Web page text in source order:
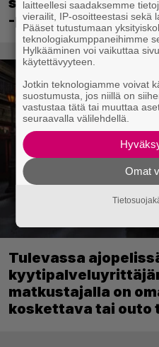
-päivitys
Tulevassa
matkustajalla on
koskettava tai outo
laitteellesi saadaksemme
vierailit, IP-osoitteestasi sekä
Pääset tutustumaan
teknologiakumppaneihimme
Hylkääminen voi vaikuttaa
käytettävyyteen.
Jotkin teknologiamme voivat
suostumusta, jos niillä on
vastustaa tätä tai muuttaa
seuraavalla välilehdellä.
Omat